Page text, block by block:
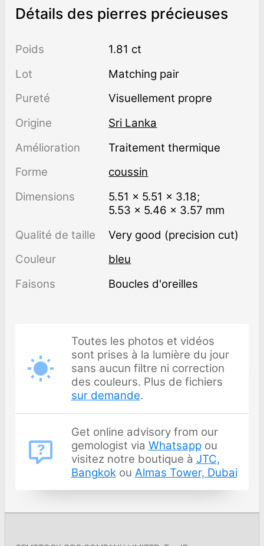
Détails des pierres précieuses
Poids
1.81 ct
Lot
Matching pair
Pureté
visuellement propre
Origine
Sri Lanka
Amélioration
traitement thermique
Forme
coussin
Dimensions
5.51 × 5.51 × 3.18;
5.53 × 5.46 × 3.57 mm
Qualité de taille
Very good (precision cut)
Couleur
bleu
Faisons
Boucles d'oreilles
Toutes les photos et vidéos
sont prises à la lumière du jour
sans aucun filtre ni correction
des couleurs. Plus de fichiers
sur demande.
Get online advisory from our
gemologist via Whatsappou
visitez notre boutique à JTC,
Bangkokou Almas Tower, Dubai